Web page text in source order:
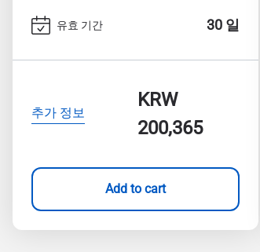
유효 기간 30 일
추가 정보
KRW
200,365
Add to cart